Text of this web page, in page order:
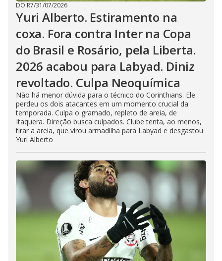
DO R7/31/07/2026
Yuri Alberto. Estiramento na
coxa. Fora contra Inter na Copa
do Brasil e Rosário, pela Liberta.
2026 acabou para Labyad. Diniz
revoltado. Culpa Neoquímica
Não há menor dúvida para o técnico do Corinthians. Ele
perdeu os dois atacantes em um momento crucial da
temporada. Culpa o gramado, repleto de areia, de
Itaquera. Direção busca culpados. Clube tenta, ao menos,
tirar a areia, que virou armadilha para Labyad e desgastou
Yuri Alberto